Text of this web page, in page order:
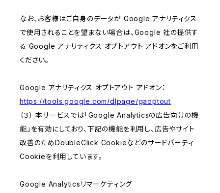
なお、お客様はご自身のデータが Google アナリティクス
で使用されることを望まない場合は、Google 社の提供す
る Google アナリティクス オプトアウト アドオンをご利用
ください。
Google アナリティクス オプトアウト アドオン：
https://tools.google.com/dlpage/gaoptout
（３） 本サービスでは「Google Analyticsの広告向けの機
能」を有効にしており、下記の機能を利用し、広告やサイト
改善のためDoubleClick Cookieなどのサードパーティ
Cookieを利用しています。
Google Analyticsリマーケティング